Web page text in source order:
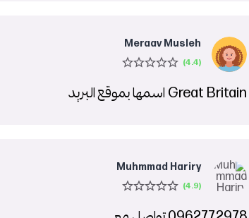
Meraav Musleh
Great Britain اسمها بموقع البريد
Muhmmad Hariry